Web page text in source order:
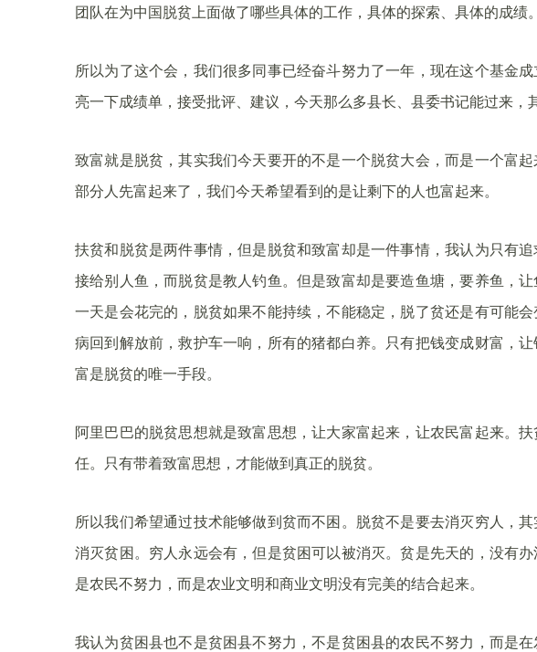
团队在为中国脱贫上面做了哪些具体的工作，具体的探索、具体的成绩。
所以为了这个会，我们很多同事已经奋斗努力了一年，现在这个基金
亮一下成绩单，接受批评、建议，今天那么多县长、县委书记能过来，
致富就是脱贫，其实我们今天要开的不是一个脱贫大会，而是一个富
部分人先富起来了，我们今天希望看到的是让剩下的人也富起来。
扶贫和脱贫是两件事情，但是脱贫和致富却是一件事情，我认为只有
接给别人鱼，而脱贫是教人钓鱼。但是致富却是要造鱼塘，要养鱼，
一天是会花完的，脱贫如果不能持续，不能稳定，脱了贫还是有可能
病回到解放前，救护车一响，所有的猪都白养。只有把钱变成财富，
富是脱贫的唯一手段。
阿里巴巴的脱贫思想就是致富思想，让大家富起来，让农民富起来。
任。只有带着致富思想，才能做到真正的脱贫。
所以我们希望通过技术能够做到贫而不困。脱贫不是要去消灭穷人，
消灭贫困。穷人永远会有，但是贫困可以被消灭。贫是先天的，没有
是农民不努力，而是农业文明和商业文明没有完美的结合起来。
我认为贫困县也不是贫困县不努力，不是贫困县的农民不努力，而是